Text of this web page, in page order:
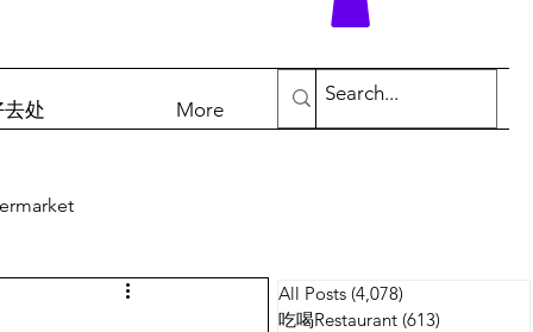
处 More
广告 All Posts (4,078)
吃喝Restaurant (613)